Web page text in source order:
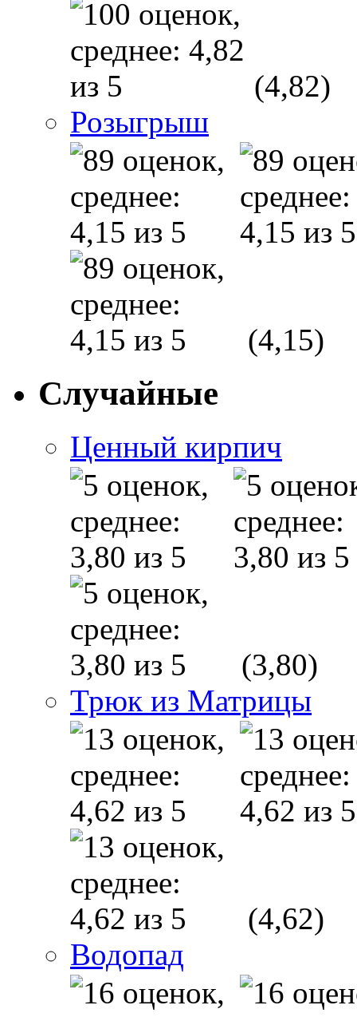
(4,82)
Розыгрыш
(4,15)
Случайные
Ценный кирпич
(3,80)
Трюк из Матрицы
(4,62)
Водопад